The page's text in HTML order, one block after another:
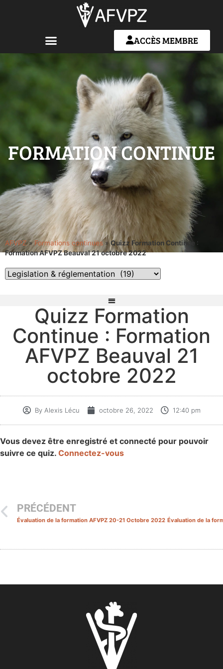
ACCÈS MEMBRE
FORMATION CONTINUE
AFVPZ»Formations continues»Quizz Formation Continue :
Formation AFVPZ Beauval 21 octobre 2022
Quizz Formation
Continue : Formation
AFVPZ Beauval 21
octobre 2022
ByAlexis Lécu octobre 26, 2022 12:40 pm
Vous devez être enregistré et connecté pour pouvoir
suivre ce quiz. Connectez-vous
PRÉCÉDENT
Évaluation de la formation AFVPZ 20-21 Octobre 2022